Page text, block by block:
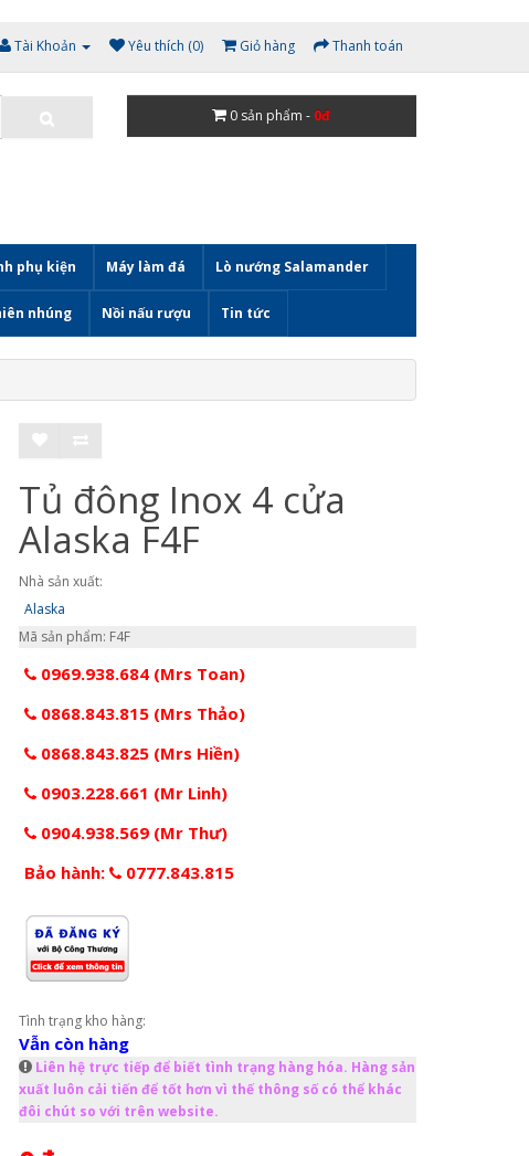
Tài Khoản Yêu thích (0) Giỏ hàng Thanh toán
0 sản phẩm - 0đ
phụ kiện Máy làm đá Lò nướng Salamander
nhúng Nồi nấu rượu Tin tức
Tủ đông Inox 4 cửa
Alaska F4F
Nhà sản xuất:
Alaska
Mã sản phẩm: F4F
0969.938.684 (Mrs Toan)
0868.843.815 (Mrs Thảo)
0868.843.825 (Mrs Hiền)
0903.228.661 (Mr Linh)
0904.938.569 (Mr Thư)
Bảo hành:
0777.843.815
Tình trạng kho hàng:
Vẫn còn hàng
Liên hệ trực tiếp để biết tình trạng hàng hóa. Hàng sản
xuất luôn cải tiến để tốt hơn vì thế thông số có thể khác
đôi chút so với trên website.